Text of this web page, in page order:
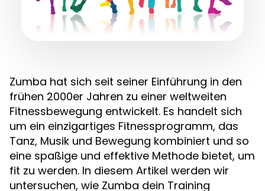
Zumba hat sich seit seiner Einführung in den
frühen 2000er Jahren zu einer weltweiten
Fitnessbewegung entwickelt. Es handelt sich
um ein einzigartiges Fitnessprogramm, das
Tanz, Musik und Bewegung kombiniert und so
eine spaßige und effektive Methode bietet, um
fit zu werden. In diesem Artikel werden wir
untersuchen, wie Zumba dein Training